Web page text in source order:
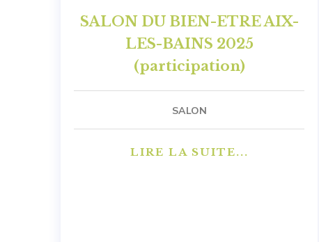
SALON DU BIEN-ETRE AIX-
LES-BAINS 2025
(participation)
SALON
LIRE LA SUITE...